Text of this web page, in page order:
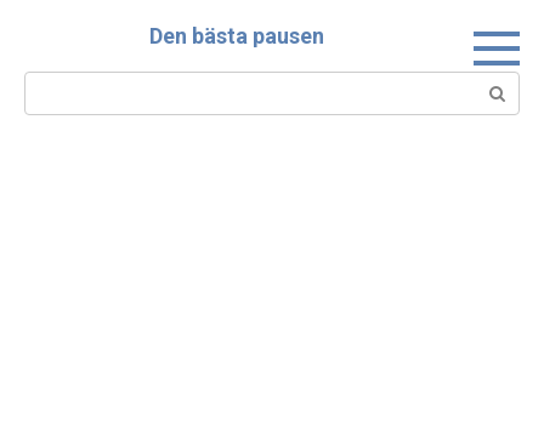
Den bästa pausen
Search: